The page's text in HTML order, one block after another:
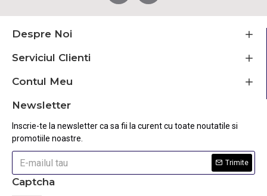
Despre Noi
Serviciul Clienti
Contul Meu
Newsletter
Inscrie-te la newsletter ca sa fii la curent cu toate noutatile si
promotiile noastre.
Trimite
Captcha